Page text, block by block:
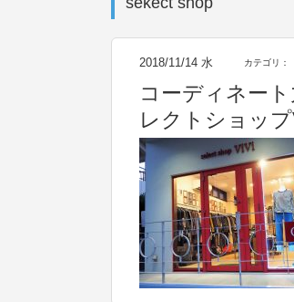
2018/11/14 水 カテゴリ：
コーディネー
レクトショッ